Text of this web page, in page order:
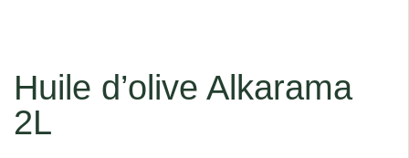
Huile d’olive Alkarama
2L